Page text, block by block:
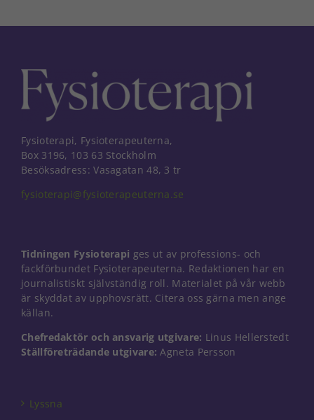
Fysioterapi, Fysioterapeuterna,
Box 3196, 103 63 Stockholm
Besöksadress: Vasagatan 48, 3 tr
fysioterapi@fysioterapeuterna.se
Tidningen Fysioterapi ges ut av professions- och
fackförbundet Fysioterapeuterna. Redaktionen har en
journalistiskt självständig roll. Materialet på vår webb
är skyddat av upphovsrätt. Citera oss gärna men ange
källan.
Chefredaktör och ansvarig utgivare: Linus Hellerstedt
Ställföreträdande utgivare: Agneta Persson
Lyssna
Nödvändiga